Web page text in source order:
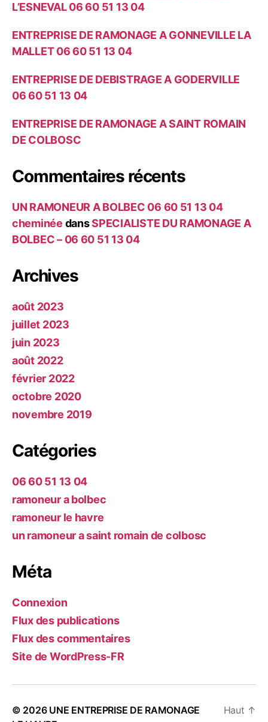
L’ESNEVAL 06 60 51 13 04
ENTREPRISE DE RAMONAGE A GONNEVILLE LA
MALLET 06 60 51 13 04
ENTREPRISE DE DEBISTRAGE A GODERVILLE
06 60 51 13 04
ENTREPRISE DE RAMONAGE A SAINT ROMAIN
DE COLBOSC
Commentaires récents
UN RAMONEUR A BOLBEC 06 60 51 13 04
cheminée dansSPECIALISTE DU RAMONAGE A
BOLBEC – 06 60 51 13 04
Archives
août 2023
juillet 2023
juin 2023
août 2022
février 2022
octobre 2020
novembre 2019
Catégories
06 60 51 13 04
ramoneur a bolbec
ramoneur le havre
un ramoneur a saint romain de colbosc
Méta
Connexion
Flux des publications
Flux des commentaires
Site de WordPress-FR
© 2026 UNE ENTREPRISE DE RAMONAGE
Haut ↑